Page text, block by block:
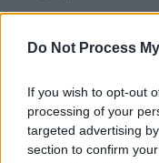
Do Not Process
If you wish to opt-out
processing of your
targeted advertising
section to confirm
σέβομαι